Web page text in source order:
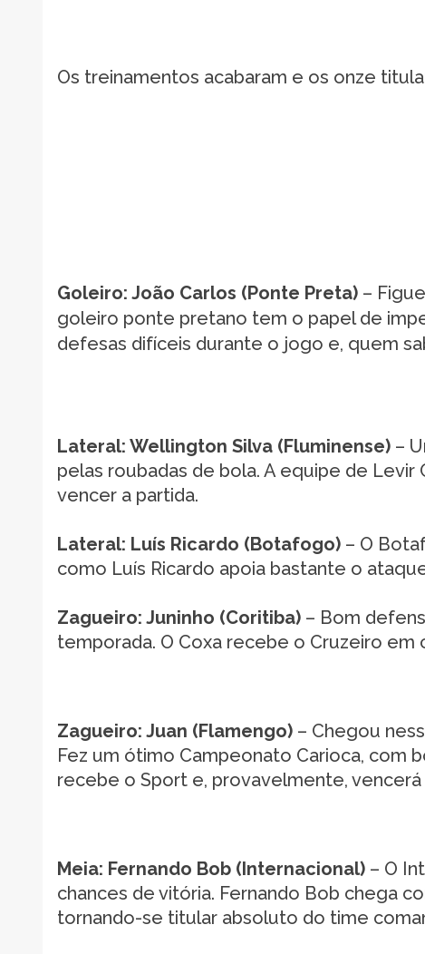
Os treinamentos acabaram e os onze
Goleiro: João Carlos (Ponte Preta) –
goleiro ponte pretano tem o papel de
defesas difíceis durante o jogo e, quem
Lateral: Wellington Silva (Fluminense) –
pelas roubadas de bola. A equipe de
vencer a partida.
Lateral: Luís Ricardo (Botafogo) – O
como Luís Ricardo apoia bastante o
Zagueiro: Juninho (Coritiba) – Bom
temporada. O Coxa recebe o Cruzeiro em
Zagueiro: Juan (Flamengo) – Chegou
Fez um ótimo Campeonato Carioca, com
recebe o Sport e, provavelmente, vencerá
Meia: Fernando Bob (Internacional) – O
chances de vitória. Fernando Bob chega
tornando-se titular absoluto do time